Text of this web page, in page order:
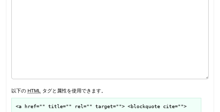
以下の HTML タグと属性を使用できます。
<a href="" title="" rel="" target=""> <blockquote cite="">